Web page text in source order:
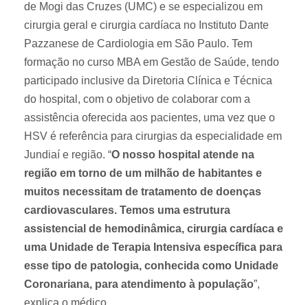
de Mogi das Cruzes (UMC) e se especializou em
cirurgia geral e cirurgia cardíaca no Instituto Dante
Pazzanese de Cardiologia em São Paulo. Tem
formação no curso MBA em Gestão de Saúde, tendo
participado inclusive da Diretoria Clínica e Técnica
do hospital, com o objetivo de colaborar com a
assistência oferecida aos pacientes, uma vez que o
HSV é referência para cirurgias da especialidade em
Jundiaí e região. “O nosso hospital atende na
região em torno de um milhão de habitantes e
muitos necessitam de tratamento de doenças
cardiovasculares. Temos uma estrutura
assistencial de hemodinâmica, cirurgia cardíaca e
uma Unidade de Terapia Intensiva específica para
esse tipo de patologia, conhecida como Unidade
Coronariana, para atendimento à população”,